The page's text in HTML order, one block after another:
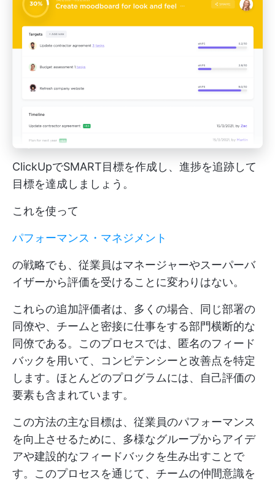
ClickUpでSMART目標を作成し、進捗を追跡して
目標を達成しましょう。
これを使って
パフォーマンス・マネジメント
の戦略でも、従業員はマネージャーやスーパーバ
イザーから評価を受けることに変わりはない。
これらの追加評価者は、多くの場合、同じ部署の
同僚や、チームと密接に仕事をする部門横断的な
同僚である。このプロセスでは、匿名のフィード
バックを用いて、コンピテンシーと改善点を特定
します。ほとんどのプログラムには、自己評価の
要素も含まれています。
この方法の主な目標は、従業員のパフォーマンス
を向上させるために、多様なグループからアイデ
アや建設的なフィードバックを生み出すことで
す。このプロセスを通じて、チームの仲間意識を